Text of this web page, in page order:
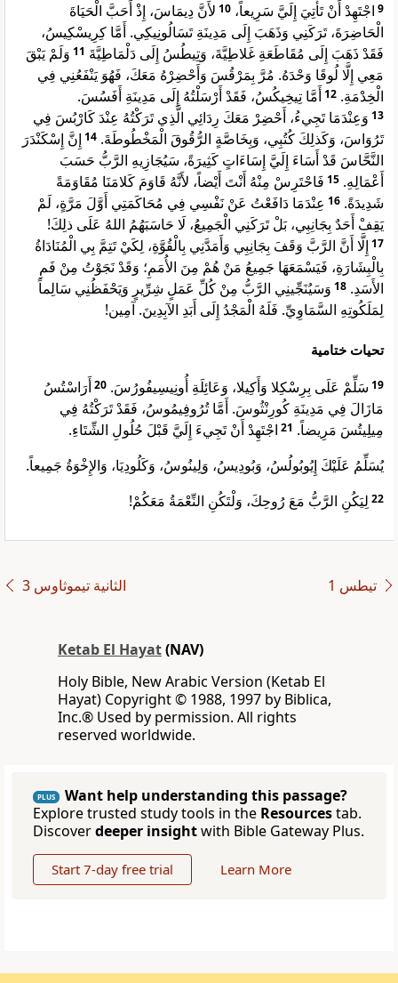
9 اجْتَهِدْ أَنْ تَأْتِيَ إِلَيَّ سَرِيعاً، 10 لأَنَّ دِيمَاسَ، إِذْ أَحَبَّ الْحَيَاةَ
الْحَاضِرَةَ، تَرَكَنِي وَذَهَبَ إِلَى مَدِينَةِ تَسَالُونِيكِي. أَمَّا كِرِيسْكِيسُ،
فَقَدْ ذَهَبَ إِلَى مُقَاطَعَةِ غَلاطِيَّةَ، وَتِيطُسُ إِلَى دَلْمَاطِيَّةَ 11 وَلَمْ يَبْقَ
مَعِي إِلَّا لُوقَا وَحْدَهُ. مُرَّ بِمَرْقُسَ وَأَحْضِرْهُ مَعَكَ، فَهُوَ يَنْفَعُنِي فِي
الْخِدْمَةِ. 12أَمَّا تِيخِيكُسُ، فَقَدْ أَرْسَلْتُهُ إِلَى مَدِينَةِ أَفَسُسَ.
13 وَعِنْدَمَا تَجِيءُ، أَحْضِرْ مَعَكَ رِدَائِي الَّذِي تَرَكْتُهُ عِنْدَ كَارْبُسَ فِي
تَرُوَاسَ، وَكَذلِكَ كُتُبِي، وَبِخَاصَّةٍ الرُّقُوقَ الْمَخْطُوطَةَ. 14 إِنَّ إِسْكَنْدَرَ
النَّحَّاسَ قَدْ أَسَاءَ إِلَيَّ إِسَاءَاتٍ كَثِيرَةً، سَيُجَازِيهِ الرَّبُّ حَسَبَ
أَعْمَالِهِ. 15 فَاحْتَرِسْ مِنْهُ أَنْتَ أَيْضاً، لأَنَّهُ قَاوَمَ كَلامَنَا مُقَاوَمَةً
شَدِيدَةً. 16 عِنْدَمَا دَافَعْتُ عَنْ نَفْسِي فِي مُحَاكَمَتِي أَوَّلَ مَرَّةٍ، لَمْ
يَقِفْ أَحَدٌ بِجَانِبِي، بَلْ تَرَكَنِي الْجَمِيعُ، لَا حَاسَبَهُمُ اللهُ عَلَى ذلِكَ!
17 إِلَّا أَنَّ الرَّبَّ وَقَفَ بِجَانِبِي وَأَمَدَّنِي بِالْقُوَّةِ، لِكَيْ تَتِمَّ بِي الْمُنَادَاةُ
بِالْبِشَارَةِ، فَيَسْمَعَهَا جَمِيعُ مَنْ هُمْ مِنَ الأُمَمِ؛ وَقَدْ نَجَوْتُ مِنْ فَمِ
الأَسَدِ. 18 وَسَيُنَجِّينِي الرَّبُّ مِنْ كُلِّ عَمَلٍ شِرِّيرٍ وَيَحْفَظُنِي سَالِماً
لِمَلَكُوتِهِ السَّمَاوِيِّ. فَلَهُ الْمَجْدُ إِلَى أَبَدِ الآبِدِينَ. آمِين!
تحيات ختامية
19 سَلِّمْ عَلَى بِرِسْكِلا وَأَكِيلا، وَعَائِلَةِ أُونِيسِيفُورُسَ. 20أَرَاسْتُسُ
مَازَالَ فِي مَدِينَةِ كُورِنْثُوسَ. أَمَّا تُرُوفِيمُوسُ، فَقَدْ تَرَكْتُهُ فِي
مِيلِيتُسَ مَرِيضاً. 21 اجْتَهِدْ أَنْ تَجِيءَ إِلَيَّ قَبْلَ حُلُولِ الشِّتَاءِ.
يُسَلِّمُ عَلَيْكَ إِيُوبُولُسُ، وَبُودِيسُ، وَلِينُوسُ، وَكَلُودِيَا، وَالإِخْوَةُ جَمِيعاً.
22 لِيَكُنِ الرَّبُّ مَعَ رُوحِكَ، وَلْتَكُنِ النِّعْمَةُ مَعَكُمْ!
ﺍﻟﺜﺎﻧﻴﺔ ﺗﻴﻤﻮﺛﺎﻭﺱ 3 ﺗﻴﻄﺲ 1
Ketab El Hayat(NAV)
Holy Bible, New Arabic Version (Ketab El
Hayat) Copyright © 1988, 1997 by Biblica,
Inc.® Used by permission. All rights
reserved worldwide.
PLUS
Want help understanding this passage?
Explore trusted study tools in the Resourcestab.
Discoverdeeper insightwith Bible Gateway Plus.
Start 7-day free trial Learn More